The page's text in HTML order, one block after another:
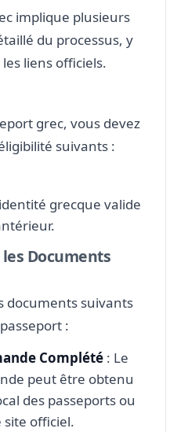
implique plusieurs
du processus, y
liens officiels.
grec, vous devez
suivants :
grecque valide
Documents
documents suivants
:
Complété : Le
peut être obtenu
des passeports ou
officiel.